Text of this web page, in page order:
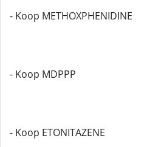
- Koop METHOXPHENIDINE
- Koop MDPPP
- Koop ETONITAZENE